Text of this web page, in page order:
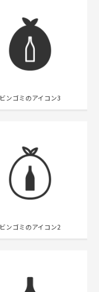
ビンゴミのアイコン3
ビンゴミのアイコン2